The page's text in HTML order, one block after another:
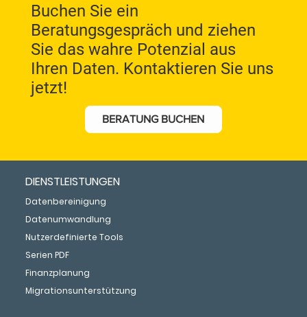
​Buchen Sie ein
Beratungsgespräch und ziehen
Sie das wahre Potenzial aus
Ihren Daten. Kontaktieren Sie uns
jetzt!
BERATUNG BUCHEN
DIENSTLEISTUNGEN
Datenbereinigung
Datenumwandlung
Nutzerdefinierte Tools
Serien PDF
Finanzplanung
Migrationsunterstützung